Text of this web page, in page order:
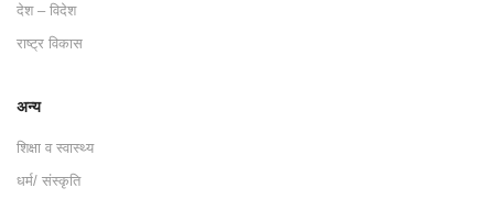
देश – विदेश
राष्ट्र विकास
अन्य
शिक्षा व स्वास्थ्य
धर्म/ संस्कृति